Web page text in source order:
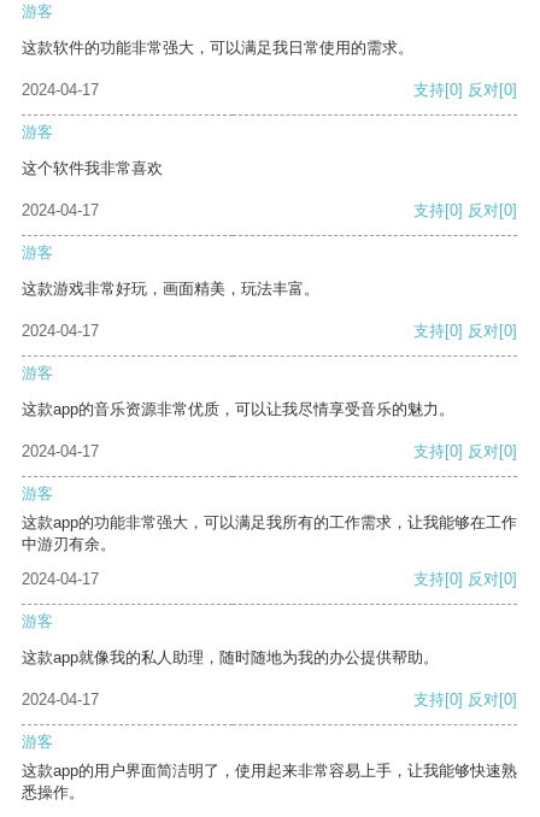
游客
这款软件的功能非常强大，可以满足我日常使用的需求。
2024-04-17 支持[0] 反对[0]
游客
这个软件我非常喜欢
2024-04-17 支持[0] 反对[0]
游客
这款游戏非常好玩，画面精美，玩法丰富。
2024-04-17 支持[0] 反对[0]
游客
这款app的音乐资源非常优质，可以让我尽情享受音乐的魅力。
2024-04-17 支持[0] 反对[0]
游客
这款app的功能非常强大，可以满足我所有的工作需求，让我能够在工作
中游刃有余。
2024-04-17
支持[0] 反对[0]
游客
这款app就像我的私人助理，随时随地为我的办公提供帮助。
2024-04-17 支持[0] 反对[0]
游客
这款app的用户界面简洁明了，使用起来非常容易上手，让我能够快速熟
悉操作。